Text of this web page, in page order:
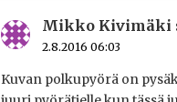
Mikko Kivimäki
2.8.2016 06:03
Kuvan polkupyörä on